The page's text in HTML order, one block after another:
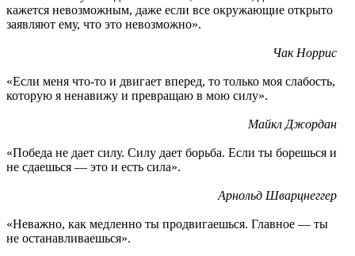
кажется невозможным, даже если все окружающие открыто
заявляют ему, что это невозможно».
Чак Норрис
«Если меня что-то и двигает вперед, то только моя слабость,
которую я ненавижу и превращаю в мою силу».
Майкл Джордан
«Победа не дает силу. Силу дает борьба. Если ты борешься и
не сдаешься — это и есть сила».
Арнольд Шварцнеггер
«Неважно, как медленно ты продвигаешься. Главное — ты
не останавливаешься».